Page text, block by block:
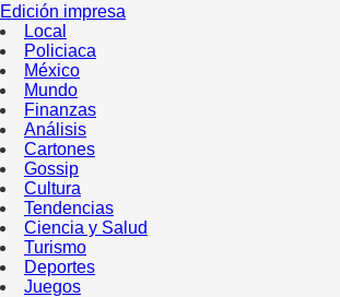
Edición impresa
Local
Policiaca
México
Mundo
Finanzas
Análisis
Cartones
Gossip
Cultura
Tendencias
Ciencia y Salud
Turismo
Deportes
Juegos